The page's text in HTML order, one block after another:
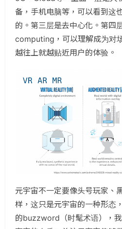
备，手机电脑等，可以看到这
的。第三层是去中心化。第四
computing，可以理解成为对
越往上就越贴近用户的体验。
元宇宙不一定要像头号玩家、
样，这只是元宇宙的一种形态
的buzzword（时髦术语），